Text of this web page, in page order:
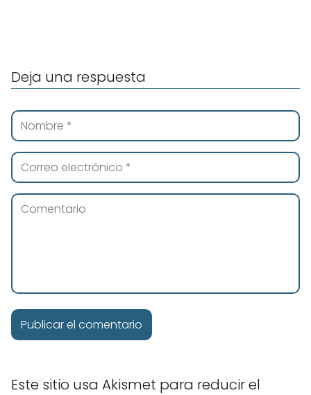
Deja una respuesta
Este sitio usa Akismet para reducir el